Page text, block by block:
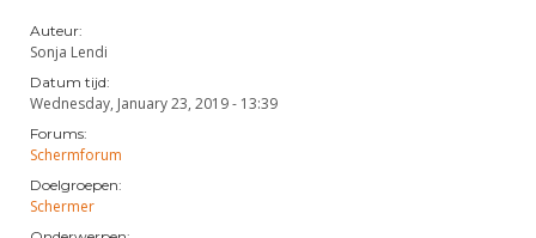
Contact
Medewerkers
Samenwerking
Formulieren
KNAS Keurmerk
NK's
JPT
JEC
Veteranenwedstrijden
Leraar
Voor scheidsrechters
Nieuws
Scheidsrechter Documentatie
Auteur:
Sonja Lendi
Datum tijd:
Wednesday, January 23, 2019 - 13:39
Forums:
Schermforum
Doelgroepen:
Schermer